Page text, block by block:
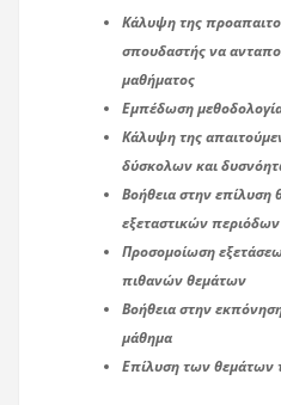
Κάλυψη της
σπουδαστής να
μαθήματος
Εμπέδωση
Κάλυψη της
δύσκολων και
Βοήθεια στην
εξεταστικών περιόδων
Προσομοίωση
πιθανών θεμάτων
Βοήθεια στην
μάθημα
Επίλυση των θεμάτων